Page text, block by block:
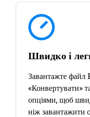
Швидко і
Завантажте файл
«Конвертувати»
опціями, щоб
ніж завантажити